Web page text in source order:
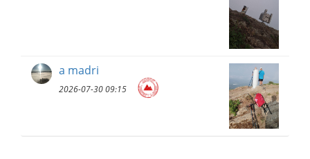
a madri
2026-07-30 09:15